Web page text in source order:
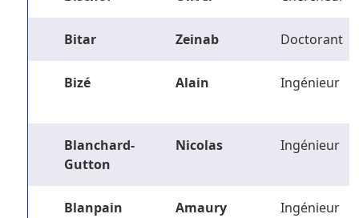
Bitar Zeinab Doctorant
Bizé Alain Ingénieur
Blanchard-
Gutton
Nicolas Ingénieur
Blanpain Amaury Ingénieur